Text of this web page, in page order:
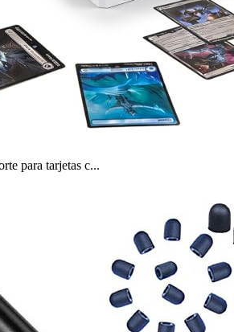
para tarjetas c...